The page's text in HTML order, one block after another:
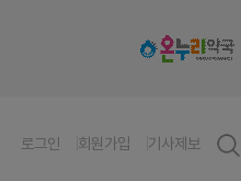
로그인 회원가입 기사제보